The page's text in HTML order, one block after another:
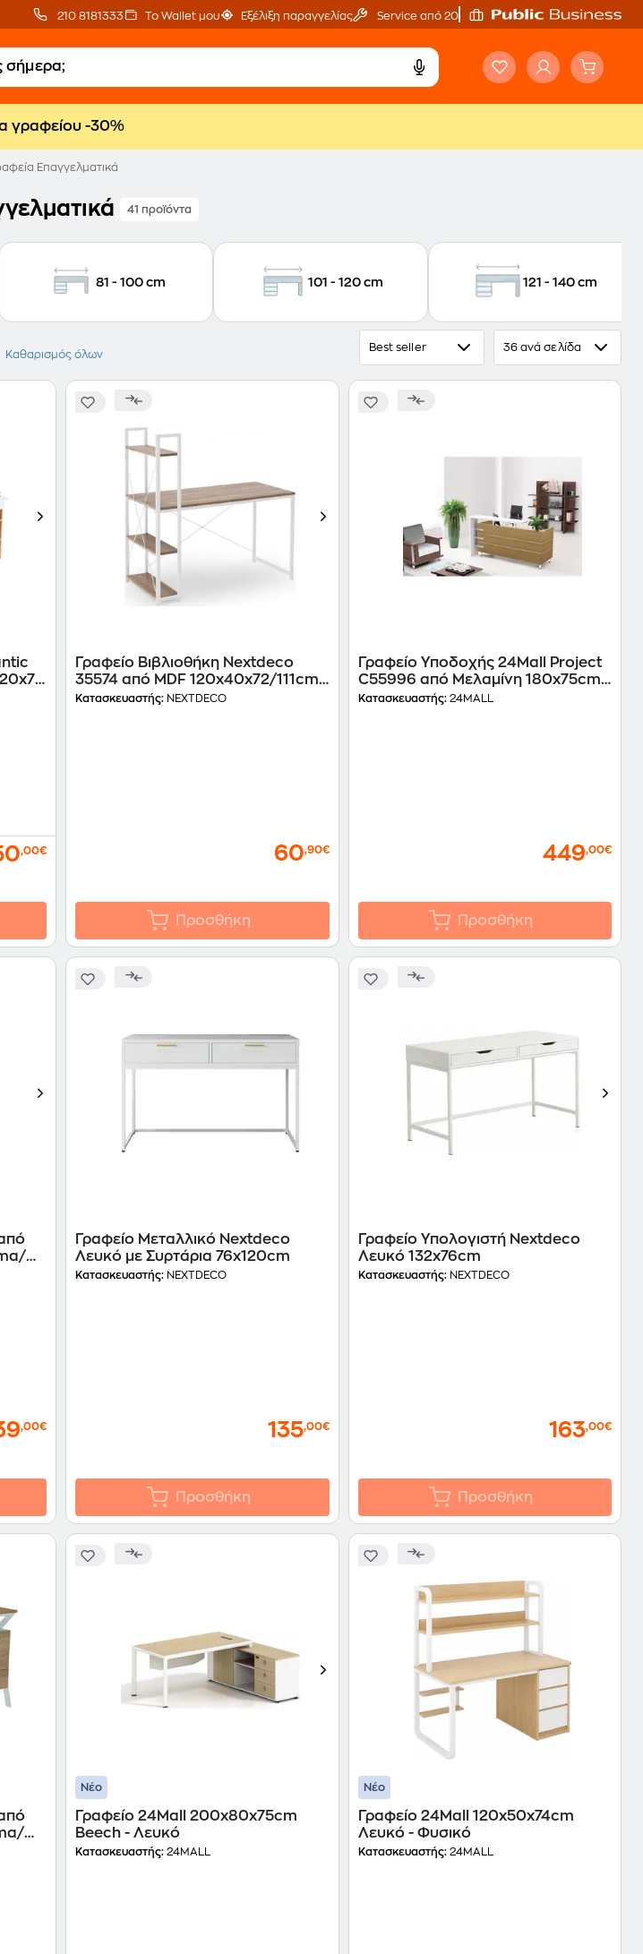
210 8181333 Το Wallet μου Εξέλιξη παραγγελίας Service από 20'
γραφείου -30%
Επαγγελματικά
41 προϊόντα
81 - 100 cm 101 - 120 cm 121 - 140 cm
Καθαρισμός όλων
Best seller 36 ανά σελίδα
,00€
Γραφείο Βιβλιοθήκη Nextdeco
35574 από MDF 120x40x72/111cm -
Λευκό
Κατασκευαστής: NEXTDECO
60,90€
Προσθήκη
Γραφείο Υποδοχής 24Mall Project
C55996 από Μελαμίνη 180x75cm -
Sonoma/Λευκό
Κατασκευαστής:24MALL
449,00€
Προσθήκη
,00€
Γραφείο Μεταλλικό Nextdeco
Λευκό με Συρτάρια 76x120cm
Κατασκευαστής: NEXTDECO
135,00€
Προσθήκη
Γραφείο Υπολογιστή Nextdeco
Λευκό 132x76cm
Κατασκευαστής:NEXTDECO
163,00€
Προσθήκη
Νέο
Γραφείο 24Mall 200x80x75cm
Beech - Λευκό
Κατασκευαστής: 24MALL
Νέο
Γραφείο 24Mall 120x50x74cm
Λευκό - Φυσικό
Κατασκευαστής:24MALL